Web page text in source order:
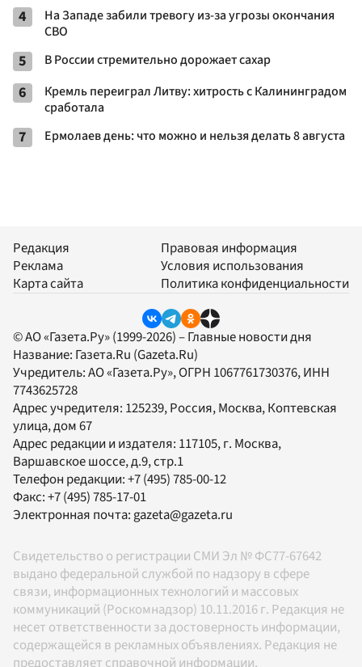
4
На Западе забили тревогу из-за угрозы окончания
СВО
5 В России стремительно дорожает сахар
6
Кремль переиграл Литву: хитрость с Калининградом
сработала
7 Ермолаев день: что можно и нельзя делать 8 августа
Редакция
Реклама
Карта сайта
Правовая информация
Условия использования
Политика конфиденциальности
© АО «Газета.Ру» (1999-2026) – Главные новости дня
Название: Газета.Ru (Gazeta.Ru)
Учредитель:АО «Газета.Ру», ОГРН 1067761730376, ИНН
7743625728
Адрес учредителя: 125239, Россия, Москва, Коптевская
улица, дом 67
Адрес редакции и издателя: 117105, г. Москва,
Варшавское шоссе, д.9, стр.1
Телефон редакции:+7 (495) 785-00-12
Факс:+7 (495) 785-17-01
Электронная почта:gazeta@gazeta.ru
Свидетельство о регистрации СМИ Эл № ФС77-67642
выдано федеральной службой по надзору в сфере
связи, информационных технологий и массовых
коммуникаций (Роскомнадзор) 10.11.2016 г. Редакция не
несет ответственности за достоверность информации,
содержащейся в рекламных объявлениях. Редакция не
предоставляет справочной информации.